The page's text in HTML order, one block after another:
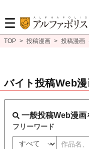
TOP > 投稿漫画 > 投稿漫画
バイト投稿Web
一般投稿Web漫画
フリーワード